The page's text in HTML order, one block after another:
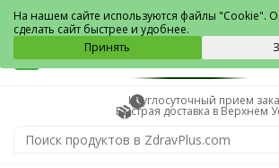
Верхний Уфалей
Круглосуточный прием
Быстрая доставка в Верхнем
На нашем сайте используются файлы "Cookie".
сделать сайт быстрее и удобнее.
Принять